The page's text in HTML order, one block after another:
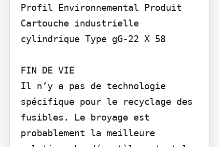
Profil Environnemental Produit
Cartouche industrielle
cylindrique Type gG-22 X 58
FIN DE VIE
Il n’y a pas de technologie
spécifique pour le recyclage des
fusibles. Le broyage est
probablement la meilleure